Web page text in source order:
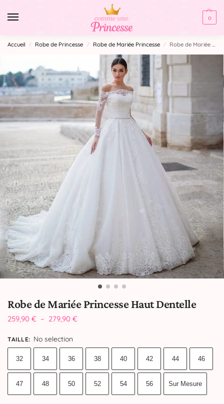
0
Accueil / Robe de Princesse / Robe de Mariée Princesse / Robe de Mariée Princesse Haut Dentelle
Robe de Mariée Princesse Haut Dentelle
259,90 € – 279,90 €
TAILLE: No selection
32 34 36 38 40 42 44 46
47 48 50 52 54 56 Sur Mesure